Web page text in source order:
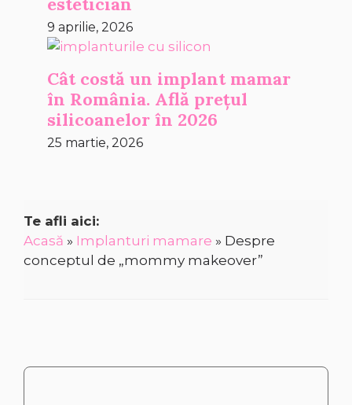
9 aprilie, 2026
Cât costă un implant mamar
în România. Află prețul
silicoanelor în 2026
25 martie, 2026
Te afli aici:
Acasă » Implanturi mamare » Despre
conceptul de „mommy makeover”